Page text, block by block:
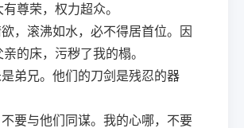
尊荣，权力超众。
，滚沸如水，必不得居首位。因
的床，污秽了我的榻。
弟兄。他们的刀剑是残忍的器
要与他们同谋。我的心哪，不要